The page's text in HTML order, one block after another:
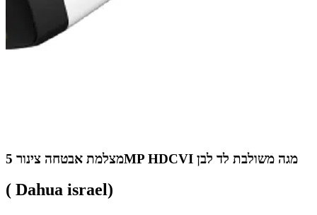
מצלמת אבטחה צינור 5MP HDCVI מגה משולבת לד לבן
( Dahua israel)